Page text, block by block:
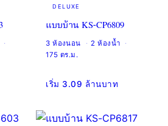
DELUXE
แบบบ้าน KS-CP6809
3 ห้องนอน
2 ห้องน้ำ
175 ตร.ม.
เริ่ม 3.09 ล้านบาท